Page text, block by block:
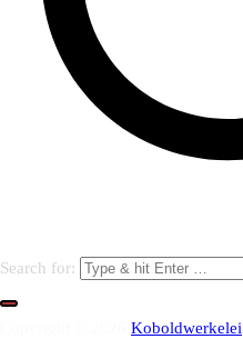
Search for:
Koboldwerkelei